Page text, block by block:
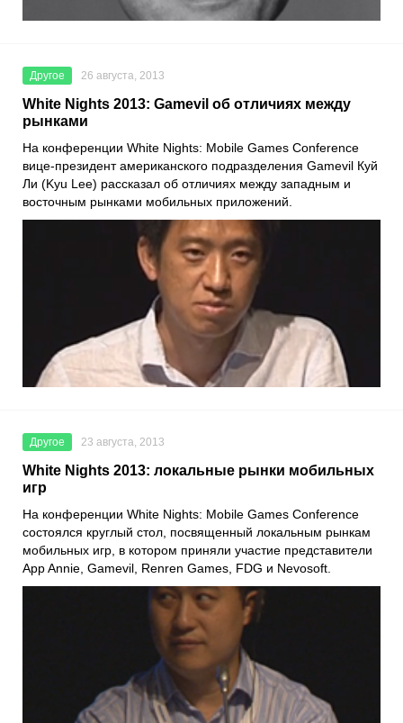
Другое 26 августа, 2013
White Nights 2013: Gamevil об отличиях между
рынками
На конференции White Nights: Mobile Games Conference
вице-президент американского подразделения Gamevil Куй
Ли (Kyu Lee) рассказал об отличиях между западным и
восточным рынками мобильных приложений.
Другое 23 августа, 2013
White Nights 2013: локальные рынки мобильных
игр
На конференции White Nights: Mobile Games Conference
состоялся круглый стол, посвященный локальным рынкам
мобильных игр, в котором приняли участие представители
App Annie, Gamevil, Renren Games, FDG и Nevosoft.